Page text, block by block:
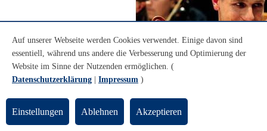
Auf unserer Webseite werden Cookies verwendet. Einige davon sind
essentiell, während uns andere die Verbesserung und Optimierung der
Website im Sinne der Nutzenden ermöglichen. (
Datenschutzerklärung
Impressum )
Einstellungen Ablehnen Akzeptieren